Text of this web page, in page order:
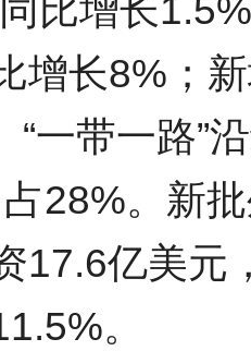
比增长
增长8%；
“一带一路”
28%。新
17.6亿美元
。